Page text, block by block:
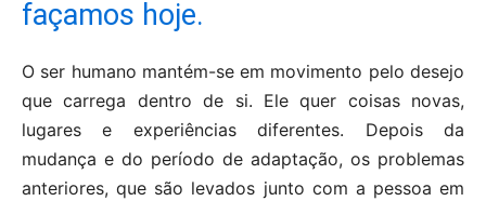
façamos hoje.
O ser humano mantém-se em movimento pelo desejo
que carrega dentro de si. Ele quer coisas novas,
lugares e experiências diferentes. Depois da
mudança e do período de adaptação, os problemas
anteriores, que são levados junto com a pessoa em